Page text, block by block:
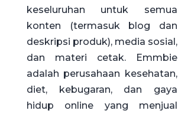
keseluruhan untuk semua
konten (termasuk blog dan
deskripsi produk), media sosial,
dan materi cetak. Emmbie
adalah perusahaan kesehatan,
diet, kebugaran, dan gaya
hidup online yang menjual